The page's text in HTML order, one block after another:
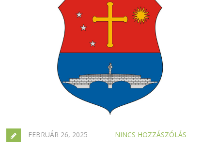
FEBRUÁR 26, 2025 NINCS HOZZÁSZÓLÁS